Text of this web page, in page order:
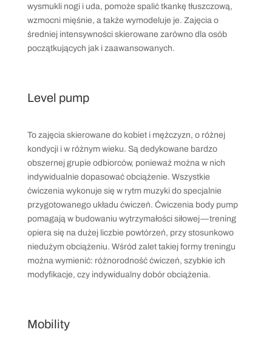
wysmukli nogi i uda, pomoże spalić tkankę tłuszczową,
wzmocni mięśnie, a także wymodeluje je. Zajęcia o
średniej intensywności skierowane zarówno dla osób
początkujących jak i zaawansowanych.
Level pump
To zajęcia skierowane do kobiet i mężczyzn, o różnej
kondycji i w różnym wieku. Są dedykowane bardzo
obszernej grupie odbiorców, ponieważ można w nich
indywidualnie dopasować obciążenie. Wszystkie
ćwiczenia wykonuje się w rytm muzyki do specjalnie
przygotowanego układu ćwiczeń. Ćwiczenia body pump
pomagają w budowaniu wytrzymałości siłowej — trening
opiera się na dużej liczbie powtórzeń, przy stosunkowo
niedużym obciążeniu. Wśród zalet takiej formy treningu
można wymienić: różnorodność ćwiczeń, szybkie ich
modyfikacje, czy indywidualny dobór obciążenia.
Mobility